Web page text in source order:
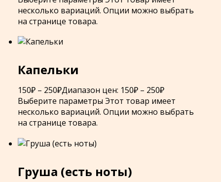
несколько вариаций. Опции можно выбрать
на странице товара.
Капельки
150₽ – 250₽Диапазон цен: 150₽ – 250₽
Выберите параметры Этот товар имеет
несколько вариаций. Опции можно выбрать
на странице товара.
Груша (есть ноты)